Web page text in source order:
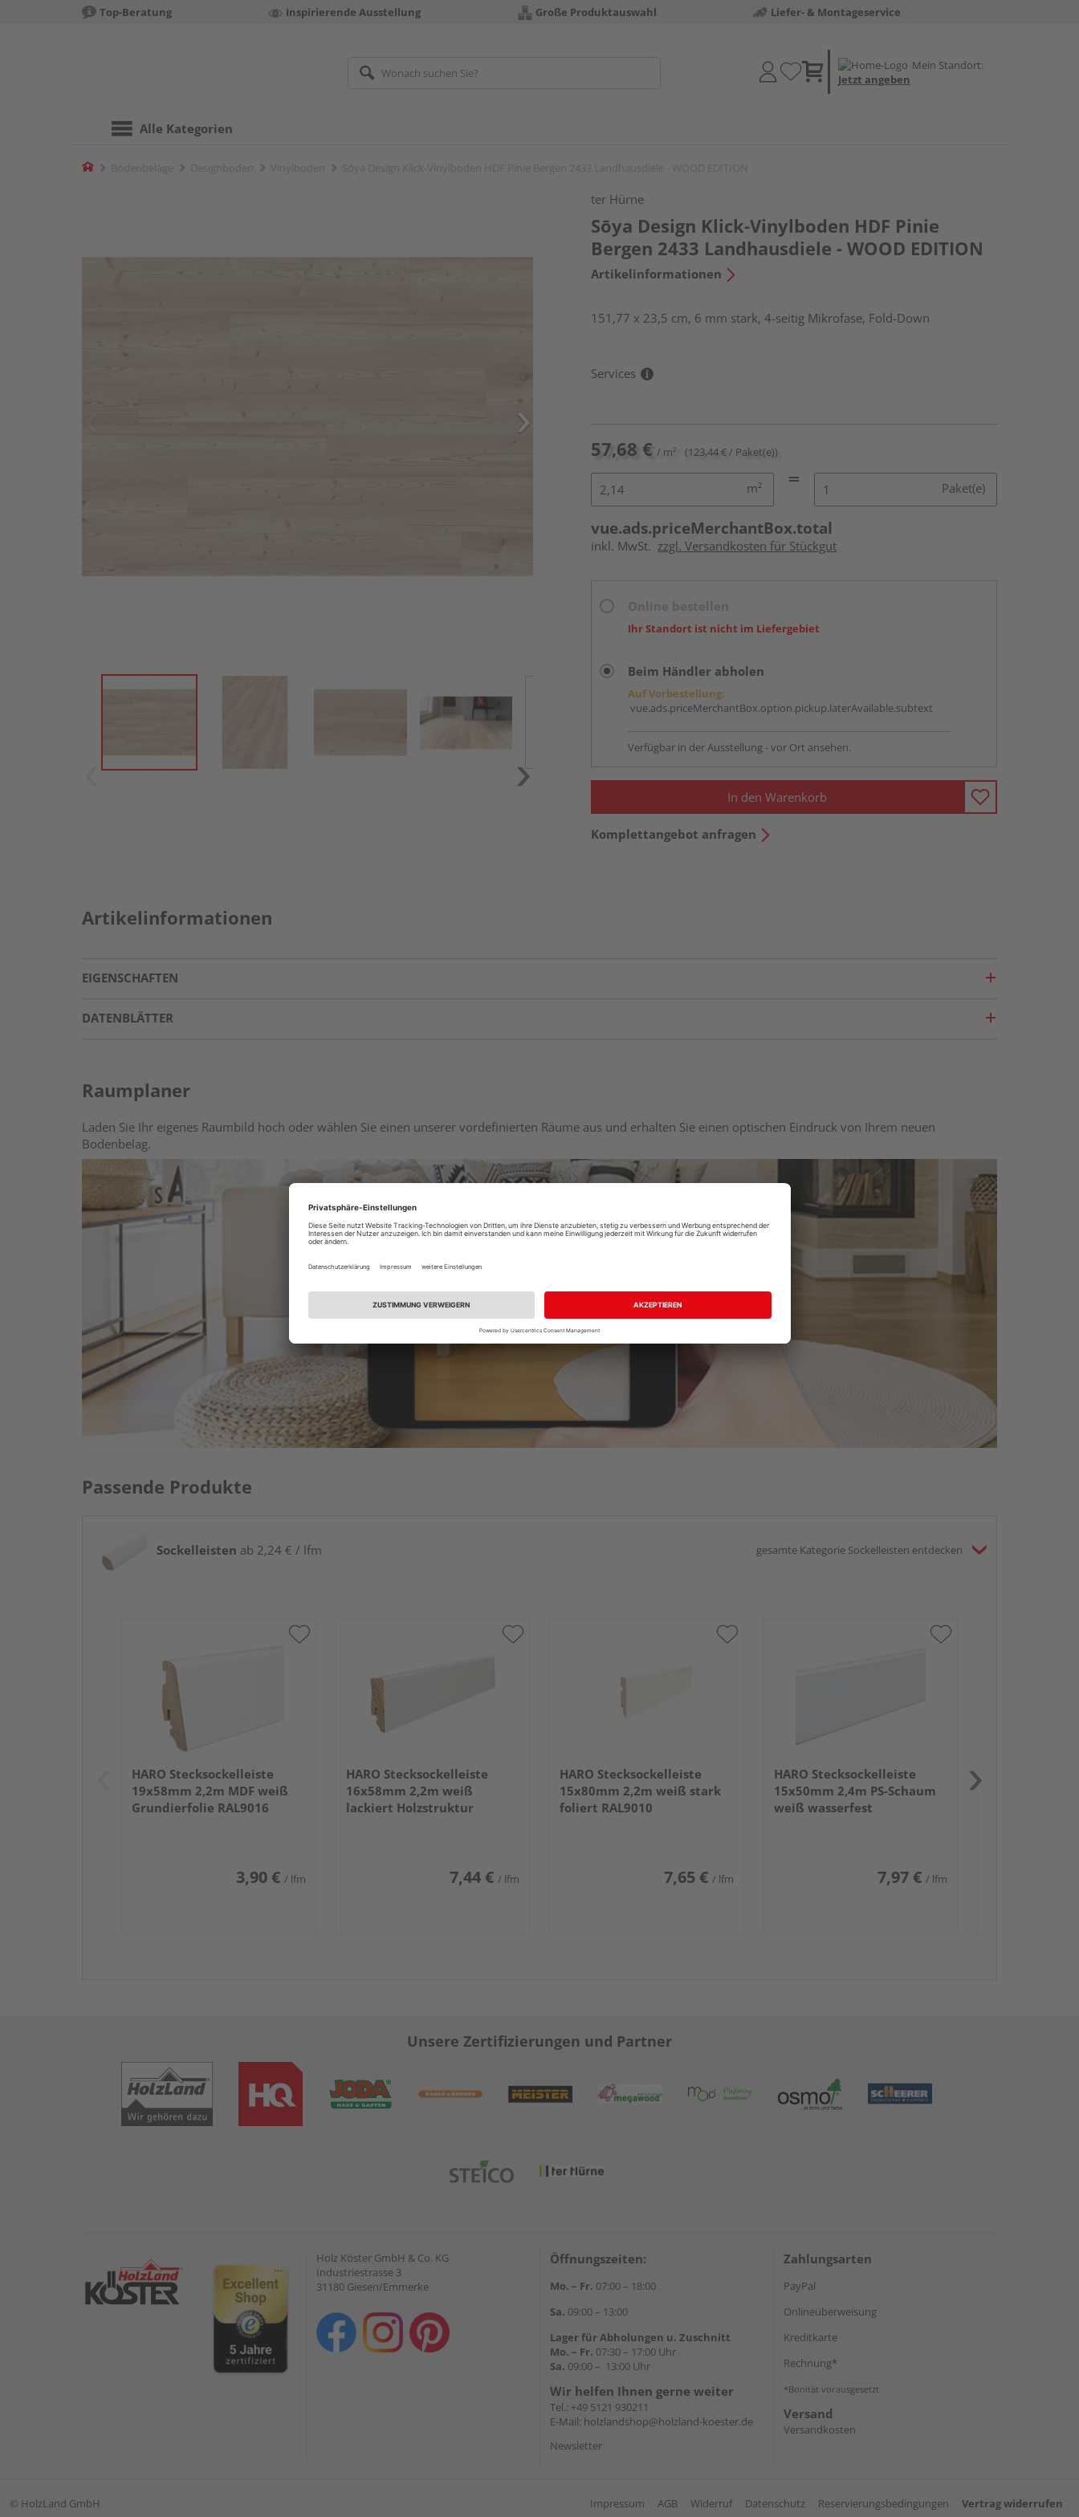
Top-Beratung Inspirierende Ausstellung Große Produktauswahl Liefer- & Montageservice
Mein Standort:
Jetzt angeben
Alle Kategorien
Home
ter Hürne
Sōya Design Klick-Vinylboden HDF Pinie
Bergen 2433 Landhausdiele - WOOD EDITION
Artikelinformationen
151,77 x 23,5 cm, 6 mm stark, 4-seitig Mikrofase, Fold-Down
Services
57,68 € / m² (123,44 € / Paket(e))
m² Paket(e)
vue.ads.priceMerchantBox.total
inkl. MwSt. zzgl. Versandkosten für Stückgut
Ihr Standort ist nicht im Liefergebiet
Beim Händler abholen
Auf Vorbestellung:
vue.ads.priceMerchantBox.option.pickup.laterAvailable.subtext
Verfügbar in der Ausstellung - vor Ort ansehen.
In den Warenkorb
Komplettangebot anfragen
Artikelinformationen
EIGENSCHAFTEN
DATENBLÄTTER
Raumplaner
Laden Sie Ihr eigenes Raumbild hoch oder wählen Sie einen unserer vordefinierten Räume aus und erhalten Sie einen optischen Eindruck von Ihrem neuen
Bodenbelag.
Passende Produkte
Sockelleisten ab 2,24 € / lfm gesamte Kategorie Sockelleisten entdecken
HARO Stecksockelleiste
19x58mm 2,2m MDF weiß
Grundierfolie RAL9016
3,90 € / lfm
HARO Stecksockelleiste
16x58mm 2,2m weiß
lackiert Holzstruktur
7,44 € / lfm
HARO Stecksockelleiste
15x80mm 2,2m weiß stark
foliert RAL9010
7,65 € / lfm
HARO Stecksockelleiste
15x50mm 2,4m PS-Schaum
weiß wasserfest
7,97 € / lfm
Unsere Zertifizierungen und Partner
Holz Köster GmbH & Co. KG
Industriestrasse 3
31180 Giesen/Emmerke
Öffnungszeiten:
Mo. – Fr. 07:00 – 18:00
Sa. 09:00 – 13:00
Lager für Abholungen u. Zuschnitt
Mo. – Fr. 07:30 – 17:00 Uhr
Sa. 09:00 – 13:00 Uhr
Wir helfen Ihnen gerne weiter
Tel.: +49 5121 930211
E-Mail: holzlandshop@holzland-koester.de
Newsletter
Zahlungsarten
PayPal
Onlineüberweisung
Kreditkarte
Rechnung*
*Bonität vorausgesetzt
Versand
Versandkosten
© HolzLand GmbH Impressum AGB Widerruf Datenschutz Reservierungsbedingungen Vertrag widerrufen